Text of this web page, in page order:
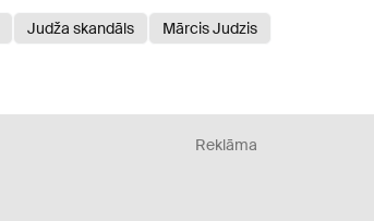
Judža skandāls Mārcis Judzis
Reklāma